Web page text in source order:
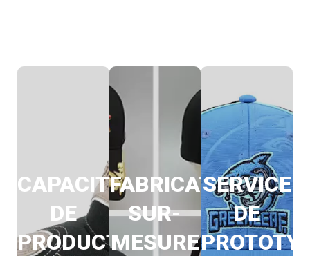
CAPACITE
DE
PRODUCTION
FABRICATION
SUR-
MESURE
SERVICE
DE